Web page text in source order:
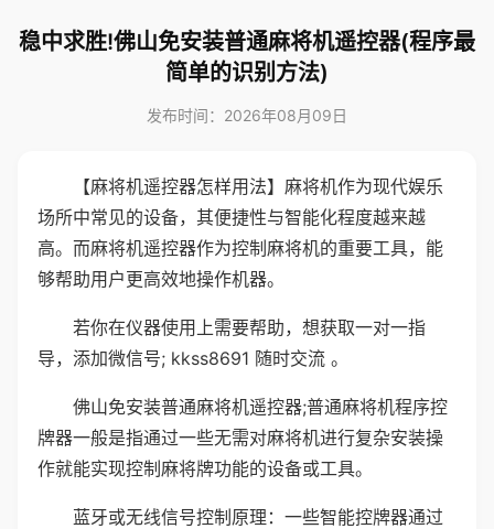
稳中求胜!佛山免安装普通麻将机遥控器(程序最
简单的识别方法)
发布时间：2026年08月09日
【麻将机遥控器怎样用法】麻将机作为现代娱乐
场所中常见的设备，其便捷性与智能化程度越来越
高。而麻将机遥控器作为控制麻将机的重要工具，能
够帮助用户更高效地操作机器。
若你在仪器使用上需要帮助，想获取一对一指
导，添加微信号; kkss8691 随时交流 。
佛山免安装普通麻将机遥控器;普通麻将机程序控
牌器一般是指通过一些无需对麻将机进行复杂安装操
作就能实现控制麻将牌功能的设备或工具。
蓝牙或无线信号控制原理：一些智能控牌器通过